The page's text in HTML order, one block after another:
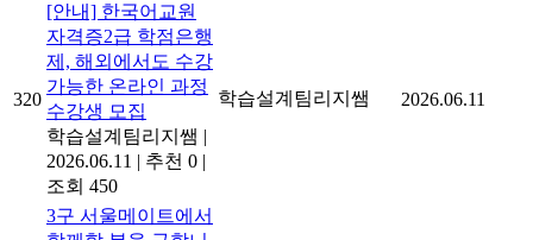
320
[안내] 한국어교원
자격증2급 학점은행
제, 해외에서도 수강
가능한 온라인 과정
수강생 모집
학습설계팀리지쌤 |
2026.06.11 | 추천 0 |
조회 450
학습설계팀리지쌤 2026.06.11
3구 서울메이트에서